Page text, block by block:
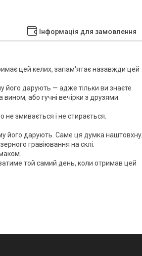
Інформація для замовлення
цей келих, запам'ятає назавжди цей
його дарують — адже тільки ви знаєте
або гучні вечірки з друзями.
змивається і не стирається.
його дарують. Саме ця думка
гравіювання на склі.
той самий день, коли отримав цей